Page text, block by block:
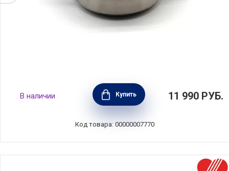
Кастрюля из нержавеющей стали глубокая
"Атлантико" объем 2,2 л, диаметр 16 см,
Silampos, Португалия, 632125V56616
В наличии Купить 11 990 РУБ.
Код товара: 00000007770